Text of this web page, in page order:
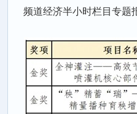
频道经济半小时栏目专题